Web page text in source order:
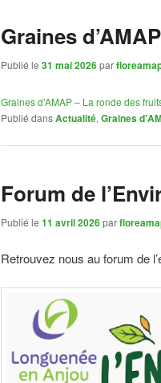
Graines
Publié le31 mai 2026 par
Graines d’AMAP – La ronde des
Publié dans Actualité,Graines
Forum de
Publié le11 avril 2026 par
Retrouvez nous au forum de